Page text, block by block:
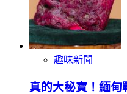
趣味新聞
真的大秘寶！緬甸